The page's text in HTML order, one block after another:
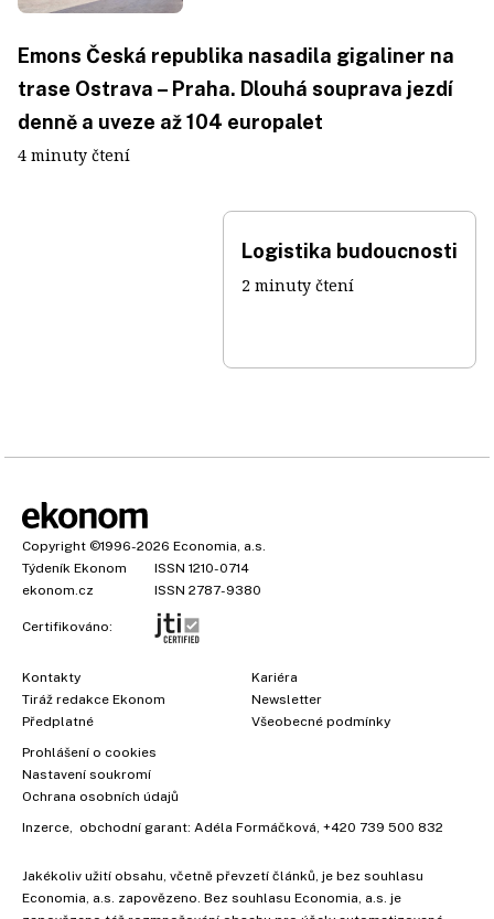
Emons Česká republika nasadila gigaliner na
trase Ostrava – Praha. Dlouhá souprava jezdí
denně a uveze až 104 europalet
4 minuty čtení
Logistika budoucnosti
2 minuty čtení
Copyright ©1996-2026 Economia, a.s.
Týdeník Ekonom
ISSN 1210-0714
ekonom.cz
ISSN 2787-9380
Certifikováno:
Kontakty
Tiráž redakce Ekonom
Předplatné
Kariéra
Newsletter
Všeobecné podmínky
Prohlášení o cookies
Nastavení soukromí
Ochrana osobních údajů
Inzerce , obchodní garant: Adéla Formáčková +420 739 500 832
Jakékoliv užití obsahu, včetně převzetí článků, je bez souhlasu
Economia, a.s. zapovězeno. Bez souhlasu Economia, a.s. je
39 kč za měsíc!